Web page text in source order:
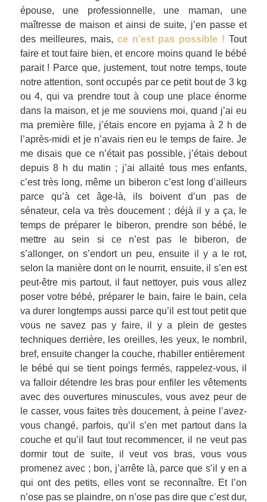
épouse, une professionnelle, une maman, une
maîtresse de maison et ainsi de suite, j’en passe et
des meilleures, mais, ce n’est pas possible ! Tout
faire et tout faire bien, et encore moins quand le bébé
parait ! Parce que, justement, tout notre temps, toute
notre attention, sont occupés par ce petit bout de 3 kg
ou 4, qui va prendre tout à coup une place énorme
dans la maison, et je me souviens moi, quand j’ai eu
ma première fille, j’étais encore en pyjama à 2 h de
l’après-midi et je n’avais rien eu le temps de faire. Je
me disais que ce n’était pas possible, j’étais debout
depuis 8 h du matin ; j’ai allaité tous mes enfants,
c’est très long, même un biberon c’est long d’ailleurs
parce qu’à cet âge-là, ils boivent d’un pas de
sénateur, cela va très doucement ; déjà il y a ça, le
temps de préparer le biberon, prendre son bébé, le
mettre au sein si ce n’est pas le biberon, de
s’allonger, on s’endort un peu, ensuite il y a le rot,
selon la manière dont on le nourrit, ensuite, il s’en est
peut-être mis partout, il faut nettoyer, puis vous allez
poser votre bébé, préparer le bain, faire le bain, cela
va durer longtemps aussi parce qu’il est tout petit que
vous ne savez pas y faire, il y a plein de gestes
techniques derrière, les oreilles, les yeux, le nombril,
bref, ensuite changer la couche, rhabiller entièrement
le bébé qui se tient poings fermés, rappelez-vous, il
va falloir détendre les bras pour enfiler les vêtements
avec des ouvertures minuscules, vous avez peur de
le casser, vous faites très doucement, à peine l’avez-
vous changé, parfois, qu’il s’en met partout dans la
couche et qu’il faut tout recommencer, il ne veut pas
dormir tout de suite, il veut vos bras, vous vous
promenez avec ; bon, j’arrête là, parce que s’il y en a
qui ont des petits, elles vont se reconnaître. Et l’on
n’ose pas se plaindre, on n’ose pas dire que c’est dur,